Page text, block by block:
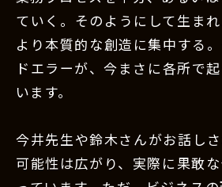
ていく。そのようにして生ま
より本質的な創造に集中する
ドエラーが、今まさに各所で
います。
今井先生や鈴木さんがお話し
可能性は広がり、実際に果敢